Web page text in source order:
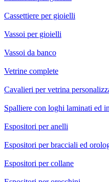
Cassettiere per gioielli
Vassoi per gioielli
Vassoi da banco
Vetrine complete
Cavalieri per vetrina
Spalliere con loghi laminati ed
Espositori per anelli
Espositori per bracciali ed
Espositori per collane